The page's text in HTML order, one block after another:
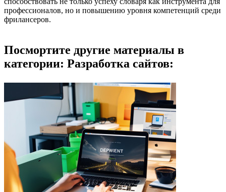
профессионалов, но и повышению уровня компетенций среди
фрилансеров.
Посмортите другие материалы в
категории: Разработка сайтов: